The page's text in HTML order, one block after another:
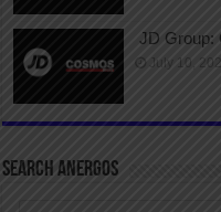
JD Group:
July 10,
SEARCH ANERGOS